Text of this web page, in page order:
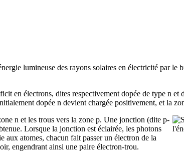
lumineuse des rayons solaires en électricité par le
en électrons, dites respectivement dopée de type n
dopée n devient chargée positivement, et la
n et les trous vers la zone p. Une jonction (dite p-
Lorsque la jonction est éclairée, les photons
aux atomes, chacun fait passer un électron de la
engendrant ainsi une paire électron-trou.